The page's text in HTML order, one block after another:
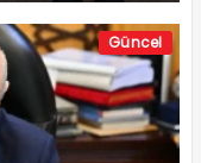
Güncel